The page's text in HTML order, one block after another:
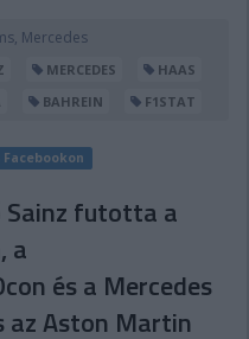
Mercedes
MERCEDES
HAAS
BAHREIN F1STAT
Sainz futotta a
a
és a Mercedes
az Aston Martin